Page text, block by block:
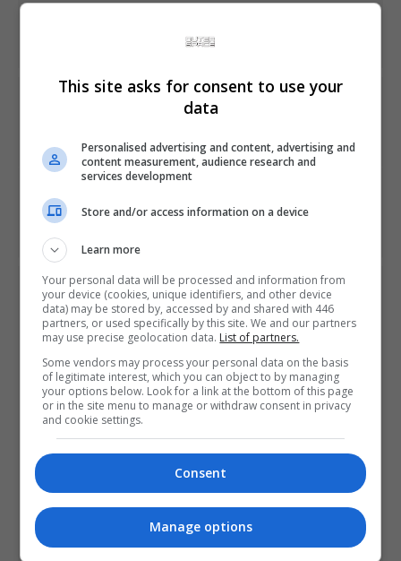
Share This
Xbox terá avatares em cadeira de rodas, moto e
Nintendo demonstra modo Garage do Labo, feito para
ÚLTIMAS NOTÍCIAS
Take-Two diz que sua vendas já são mais
de 90% no formato digital
This site asks for consent to use your
data
Personalised advertising and content, advertising and
content measurement, audience research and
services development
Store and/or access information on a device
Learn more
Your personal data will be processed and information from
your device (cookies, unique identifiers, and other device
data) may be stored by, accessed by and shared with 446
partners, or used specifically by this site. We and our partners
may use precise geolocation data. List of partners.
Some vendors may process your personal data on the basis
of legitimate interest, which you can object to by managing
your options below. Look for a link at the bottom of this page
or in the site menu to manage or withdraw consent in privacy
and cookie settings.
Consent
Manage options